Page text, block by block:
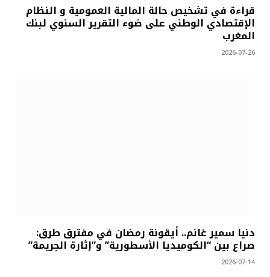
قراءة في تشخيص حالة المالية العمومية و النظام
الإقتصادي الوطني على ضوء التقرير السنوي لبنك
المغرب
2026-07-26
دنيا سمير غانم.. أيقونة رمضان في مفترق طرق:
صراع بين “الكوميديا الأسطورية” و”إثارة الجريمة”
2026-07-14